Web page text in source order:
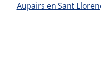
Aupairs en Sant